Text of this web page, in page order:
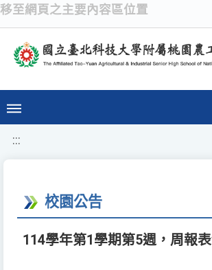
移至網頁之主要內容區位置
:::
校園公告
114學年第1學期第5週，周報